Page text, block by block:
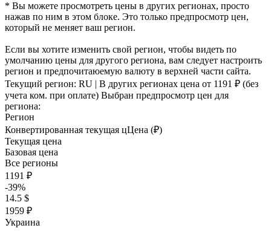
* Вы можете просмотреть цены в других регионах, просто
нажав по ним в этом блоке. Это только предпросмотр цен,
который не меняет ваш регион.
Если вы хотите изменить свой регион, чтобы видеть по
умолчанию цены для другого региона, вам следует настроить
регион и предпочитаюемую валюту в верхней части сайта.
Текущий регион: RU | В других регионах цена от 1191 ₽ (без
учета ком. при оплате) Выбран предпросмотр цен для
региона:
Регион
Конвертированная текущая цЦена (₽)
Текущая цена
Базовая цена
Все регионы
1191 ₽
-39%
14.5 $
1959 ₽
Украина